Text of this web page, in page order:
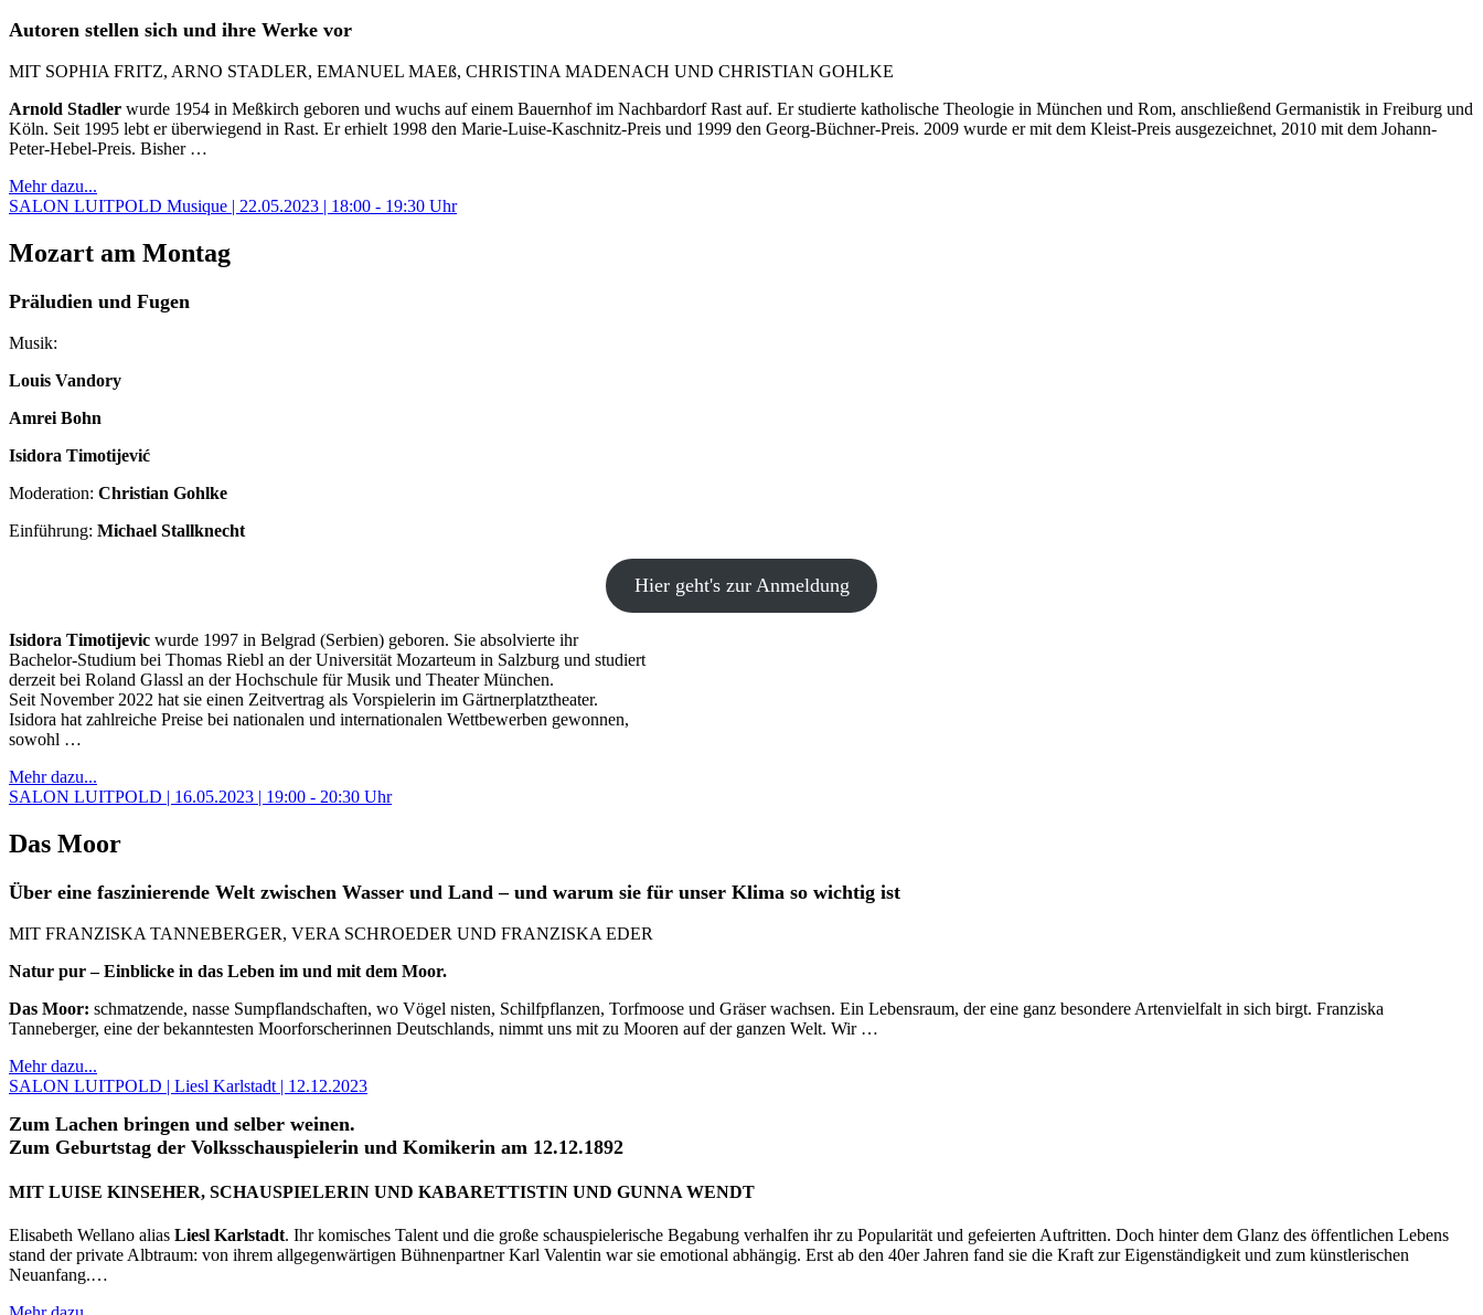
Autoren stellen sich und ihre Werke vor
MIT SOPHIA FRITZ, ARNO STADLER, EMANUEL MAEß, CHRISTINA MADENACH UND CHRISTIAN GOHLKE
Arnold Stadler wurde 1954 in Meßkirch geboren und wuchs auf einem Bauernhof im Nachbardorf Rast auf. Er studierte katholische Theologie in München und Rom, anschließend Germanistik in Freiburg und
Köln. Seit 1995 lebt er überwiegend in Rast. Er erhielt 1998 den Marie-Luise-Kaschnitz-Preis und 1999 den Georg-Büchner-Preis. 2009 wurde er mit dem Kleist-Preis ausgezeichnet, 2010 mit dem Johann-
Peter-Hebel-Preis. Bisher …
Mehr dazu...
SALON LUITPOLD Musique | 22.05.2023 | 18:00 - 19:30 Uhr
Mozart am Montag
Präludien und Fugen
Musik:
Louis Vandory
Amrei Bohn
Isidora Timotijević
Moderation: Christian Gohlke
Einführung: Michael Stallknecht
Hier geht's zur Anmeldung
Isidora Timotijevic wurde 1997 in Belgrad (Serbien) geboren. Sie absolvierte ihr
Bachelor-Studium bei Thomas Riebl an der Universität Mozarteum in Salzburg und studiert
derzeit bei Roland Glassl an der Hochschule für Musik und Theater München.
Seit November 2022 hat sie einen Zeitvertrag als Vorspielerin im Gärtnerplatztheater.
Isidora hat zahlreiche Preise bei nationalen und internationalen Wettbewerben gewonnen,
sowohl …
Mehr dazu...
SALON LUITPOLD | 16.05.2023 | 19:00 - 20:30 Uhr
Das Moor
Über eine faszinierende Welt zwischen Wasser und Land – und warum sie für unser Klima so wichtig ist
MIT FRANZISKA TANNEBERGER, VERA SCHROEDER UND FRANZISKA EDER
Natur pur – Einblicke in das Leben im und mit dem Moor.
Das Moor: schmatzende, nasse Sumpflandschaften, wo Vögel nisten, Schilfpflanzen, Torfmoose und Gräser wachsen. Ein Lebensraum, der eine ganz besondere Artenvielfalt in sich birgt. Franziska
Tanneberger, eine der bekanntesten Moorforscherinnen Deutschlands, nimmt uns mit zu Mooren auf der ganzen Welt. Wir …
Mehr dazu...
SALON LUITPOLD | Liesl Karlstadt | 12.12.2023
Zum Lachen bringen und selber weinen.
Zum Geburtstag der Volksschauspielerin und Komikerin am 12.12.1892
MIT LUISE KINSEHER, SCHAUSPIELERIN UND KABARETTISTIN UND GUNNA WENDT
Elisabeth Wellano alias Liesl Karlstadt. Ihr komisches Talent und die große schauspielerische Begabung verhalfen ihr zu Popularität und gefeierten Auftritten. Doch hinter dem Glanz des öffentlichen Lebens
stand der private Albtraum: von ihrem allgegenwärtigen Bühnenpartner Karl Valentin war sie emotional abhängig. Erst ab den 40er Jahren fand sie die Kraft zur Eigenständigkeit und zum künstlerischen
Neuanfang.…